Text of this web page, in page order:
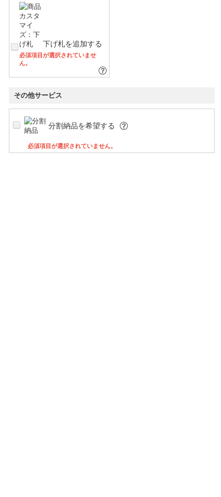
下げ札を追加する
必須項目が選択されていませ
ん。
その他サービス
分割納品を希望する
必須項目が選択されていません。